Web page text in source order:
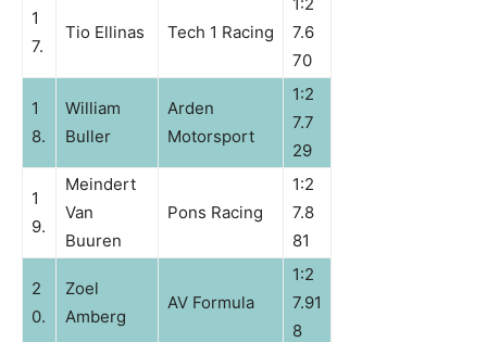
1
7.
Tio Ellinas Tech 1 Racing
7.6
70
1
8.
William
Buller
Arden
Motorsport
1:2
7.7
29
1
9.
Meindert
Van
Buuren
Pons Racing
1:2
7.8
81
2
0.
Zoel
Amberg
AV Formula
1:2
7.91
8